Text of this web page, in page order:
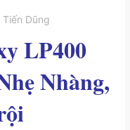
Dũng
LP400
Nhàng,